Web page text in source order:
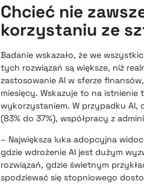
Chcieć nie
korzystaniu ze
Badanie wskazało, że we
tych rozwiązań są większe, niż
zastosowanie AI w sferze
miesięcy. Wskazuje to na
wykorzystaniem. W przypadku AI,
(83% do 37%), współpracy z
– Największa luka adopcyjna
gdzie wdrożenie AI jest dużym
rozwiązań, gdzie świetnym
spodziewać się stopniowego